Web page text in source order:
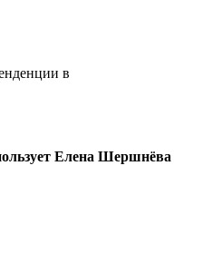
в
Елена Шершнёва